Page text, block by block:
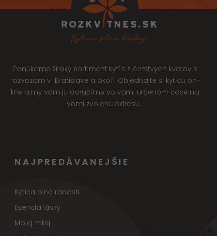
Ponúkame široký sortiment kytíc z čerstvých kvetov s
rozvozom v Bratislave a okolí. Objednajte si kyticu on-
line a my vám ju doručíme vo vami určenom čase na
vami zvolenú adresu.
NAJPREDÁVANEJŠIE
Kytica plná radosti
Esencia lásky
Mojej milej